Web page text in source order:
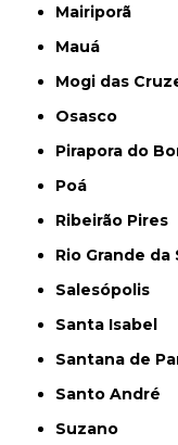
Mairiporã
Mauá
Mogi das
Osasco
Pirapora do
Poá
Ribeirão Pires
Rio Grande da
Salesópolis
Santa Isabel
Santana de
Santo André
Suzano